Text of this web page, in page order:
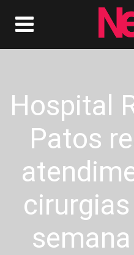
Hospital
Patos